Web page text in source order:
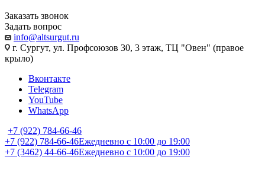
Заказать звонок
Задать вопрос
info@altsurgut.ru
г. Сургут, ул. Профсоюзов 30, 3 этаж, ТЦ "Овен" (правое
крыло)
Вконтакте
Telegram
YouTube
WhatsApp
+7 (922) 784-66-46
+7 (922) 784-66-46Ежедневно с 10:00 до 19:00
+7 (3462) 44-66-46Ежедневно с 10:00 до 19:00